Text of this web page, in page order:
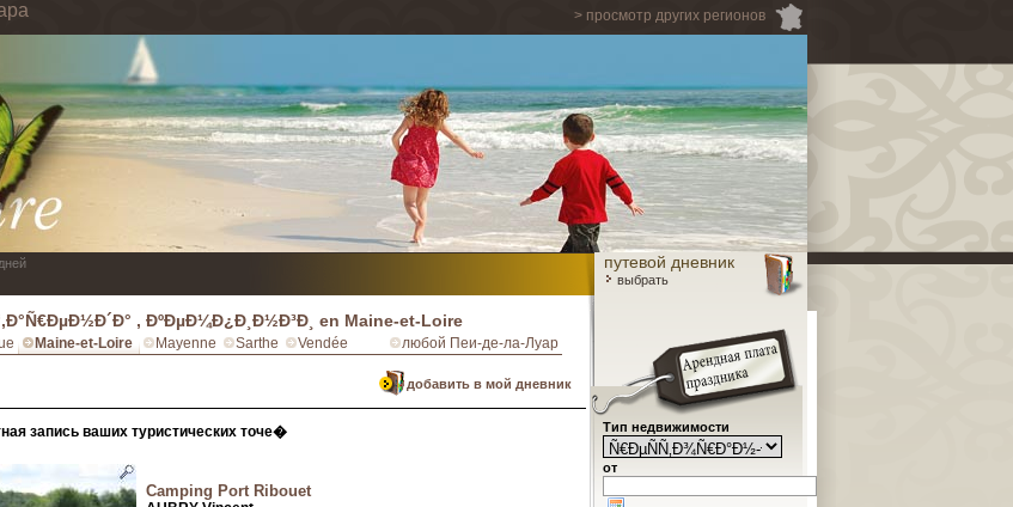
> просмотр других регионов
путевой дневник
выбрать
, ÐºÐµÐ¼Ð¿Ð¸Ð½Ð³Ð¸ en Maine-et-Loire
Maine-et-Loire Mayenne Sarthe Vendée любой Пеи-де-ла-Луар
добавить в мой дневник
запись ваших туристических точе�
Camping Port Ribouet
Тип недвижимости
от